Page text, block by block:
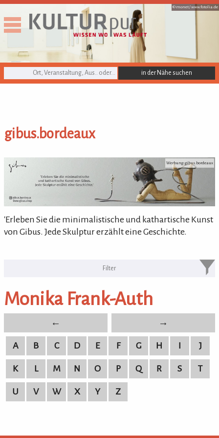
© monet /www.fotolia.de
KULTURpur Suche
gibus.bordeaux
gibus.bordeaux Werbung: gibus.bordeaux
'Erleben Sie die minimalistische und kathartische Kunst
von Gibus. Jede Skulptur erzählt eine Geschichte.
KULTURpur Bildende Künstler von
Monika Frank-Auth
bildende Künstler von A-Z
← →
A B C D E F G H I J
K L M N O P Q R S T
U V W X Y Z